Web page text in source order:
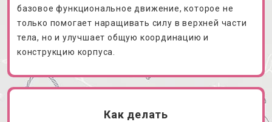
базовое функциональное движение, которое не
только помогает наращивать силу в верхней части
тела, но и улучшает общую координацию и
конструкцию корпуса.
Как делать